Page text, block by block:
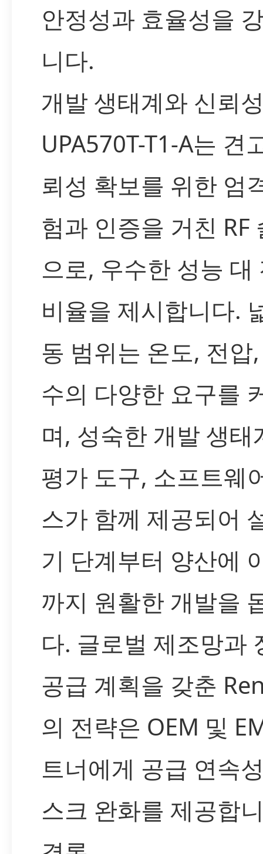
안정성과 효율성을
니다.
개발 생태계와 신뢰
UPA570T-T1-A는 견
뢰성 확보를 위한 엄
험과 인증을 거친 RF
으로, 우수한 성능 대
비율을 제시합니다.
동 범위는 온도, 전압
수의 다양한 요구를
며, 성숙한 개발 생태
평가 도구, 소프트웨
스가 함께 제공되어
기 단계부터 양산에
까지 원활한 개발을
다. 글로벌 제조망과
공급 계획을 갖춘
의 전략은 OEM 및
트너에게 공급 연속
스크 완화를 제공합